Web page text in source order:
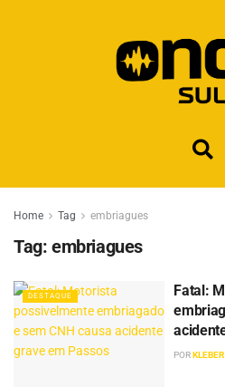
Home Tag embriagues
Tag: embriagues
DESTAQUE
Fatal:
PORKLEBER